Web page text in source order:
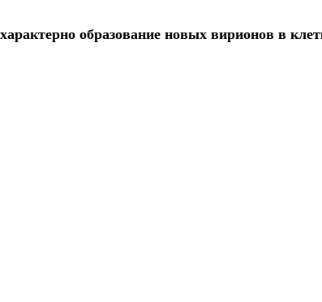
образование новых вирионов в